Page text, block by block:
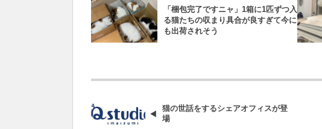
「梱包完了ですニャ」1箱に1匹ずつ入
る猫たちの収まり具合が良すぎて今に
も出荷されそう
猫の世話をするシェアオフィスが登
場